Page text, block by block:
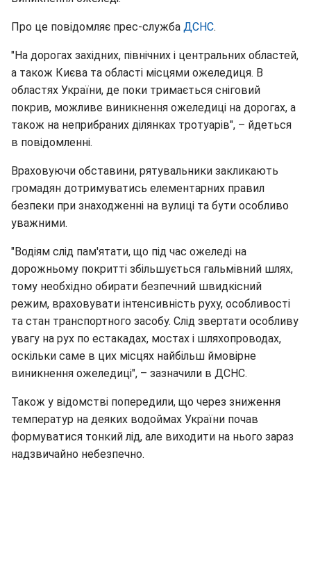
Про це повідомляє прес-служба ДСНС.
"На дорогах західних, північних і центральних областей,
а також Києва та області місцями ожеледиця. В
областях України, де поки тримається сніговий
покрив, можливе виникнення ожеледиці на дорогах, а
також на неприбраних ділянках тротуарів", – йдеться
в повідомленні.
Враховуючи обставини, рятувальники закликають
громадян дотримуватись елементарних правил
безпеки при знаходженні на вулиці та бути особливо
уважними.
"Водіям слід пам'ятати, що під час ожеледі на
дорожньому покритті збільшується гальмівний шлях,
тому необхідно обирати безпечний швидкісний
режим, враховувати інтенсивність руху, особливості
та стан транспортного засобу. Слід звертати особливу
увагу на рух по естакадах, мостах і шляхопроводах,
оскільки саме в цих місцях найбільш ймовірне
виникнення ожеледиці", – зазначили в ДСНС.
Також у відомстві попередили, що через зниження
температур на деяких водоймах України почав
формуватися тонкий лід, але виходити на нього зараз
надзвичайно небезпечно.